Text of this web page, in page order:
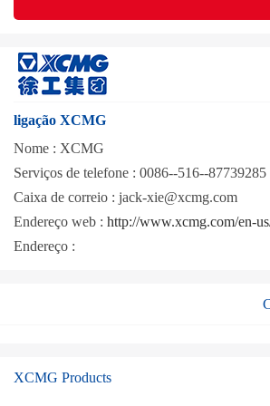
ligação XCMG
Nome : XCMG
Serviços de telefone : 0086--516--87739285
Caixa de correio : jack-xie@xcmg.com
Endereço web : http://www.xcmg.com/en-
Endereço :
XCMG Products